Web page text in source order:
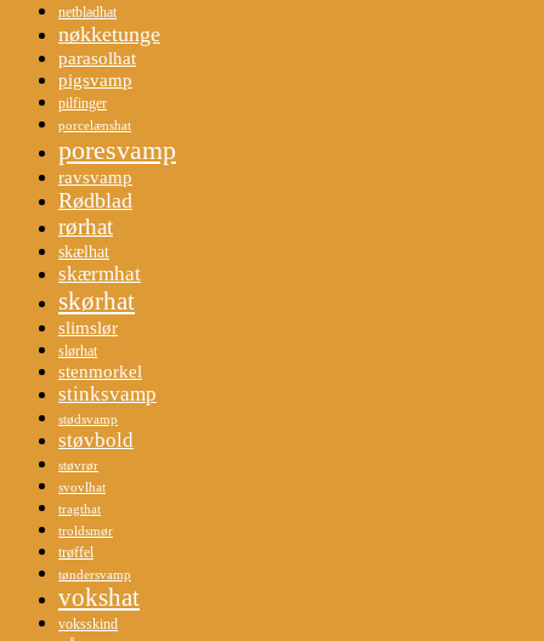
netbladhat
nøkketunge
parasolhat
pigsvamp
pilfinger
porcelænshat
poresvamp
ravsvamp
Rødblad
rørhat
skælhat
skærmhat
skørhat
slimslør
slørhat
stenmorkel
stinksvamp
stødsvamp
støvbold
støvrør
svovlhat
tragthat
troldsmør
trøffel
tøndersvamp
vokshat
voksskind